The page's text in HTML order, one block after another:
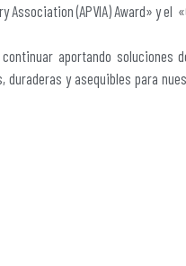
(APVIA) Award» y el
aportando soluciones
duraderas y asequibles para